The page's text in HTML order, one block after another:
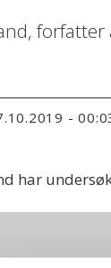
forfatter
-
har